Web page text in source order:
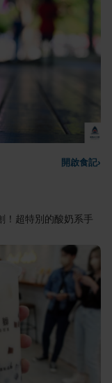
開啟食記›
！超特別的酸奶系手